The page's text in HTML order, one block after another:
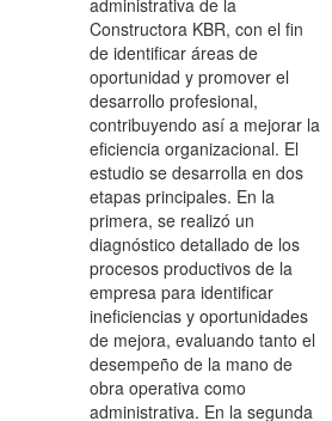
administrativa de la
Constructora KBR, con el fin
de identificar áreas de
oportunidad y promover el
desarrollo profesional,
contribuyendo así a mejorar la
eficiencia organizacional. El
estudio se desarrolla en dos
etapas principales. En la
primera, se realizó un
diagnóstico detallado de los
procesos productivos de la
empresa para identificar
ineficiencias y oportunidades
de mejora, evaluando tanto el
desempeño de la mano de
obra operativa como
administrativa. En la segunda